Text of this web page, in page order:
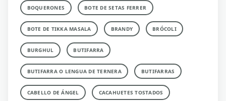
BOQUERONES BOTE DE SETAS FERRER
BOTE DE TIKKA MASALA BRANDY BRÓCOLI
BURGHUL BUTIFARRA
BUTIFARRA O LENGUA DE TERNERA BUTIFARRAS
CABELLO DE ÁNGEL CACAHUETES TOSTADOS